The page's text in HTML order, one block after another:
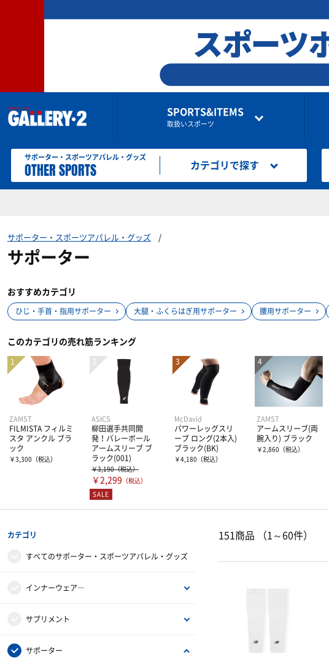
SPORTS&ITEMS
取扱いスポーツ
サポーター・スポーツアパレル・グッズ
OTHER SPORTS カテゴリで探す
サポーター・スポーツアパレル・グッズ
サポーター
おすすめカテゴリ
ひじ・手首・指用サポーター 大腿・ふくらはぎ用サポーター 腰用サポーター
このカテゴリの売れ筋ランキング
ZAMST
FILMISTA フィルミ
スタ アンクル ブラ
ック
￥3,300 （税込）
ASICS
柳田選手共同開
発！バレーボール
アームスリーブ ブ
ラック(001)
￥3,190（税込）
￥2,299 （税込）
SALE
McDavid
パワーレッグスリ
ーブ ロング(2本入)
ブラック(BK)
￥4,180 （税込）
ZAMST
アームスリーブ(両
腕入り) ブラック
￥2,860 （税込）
151商品 （1～60件）
カテゴリ
すべてのサポーター・スポーツアパレル・グッズ
インナーウェア―
インナーシャツ
インナーパンツ・タイツ
サプリメント
アミノ酸
サポーター